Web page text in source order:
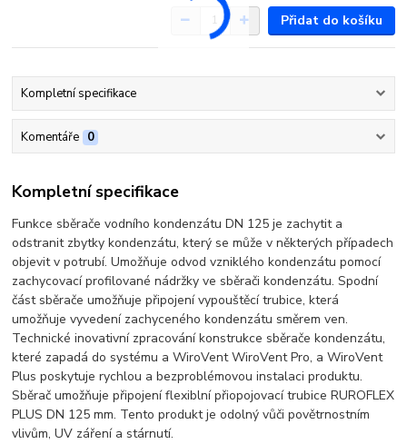
Přidat do košíku
Kompletní specifikace
Komentáře 0
Kompletní specifikace
Funkce sběrače vodního kondenzátu DN 125 je zachytit a
odstranit zbytky kondenzátu, který se může v některých případech
objevit v potrubí. Umožňuje odvod vzniklého kondenzátu pomocí
zachycovací profilované nádržky ve sběrači kondenzátu. Spodní
část sběrače umožňuje připojení vypouštěcí trubice, která
umožňuje vyvedení zachyceného kondenzátu směrem ven.
Technické inovativní zpracování konstrukce sběrače kondenzátu,
které zapadá do systému a WiroVent WiroVent Pro, a WiroVent
Plus poskytuje rychlou a bezproblémovou instalaci produktu.
Sběrač umožňuje připojení flexiblní přiopojovací trubice RUROFLEX
PLUS DN 125 mm. Tento produkt je odolný vůči povětrnostním
vlivům, UV záření a stárnutí.